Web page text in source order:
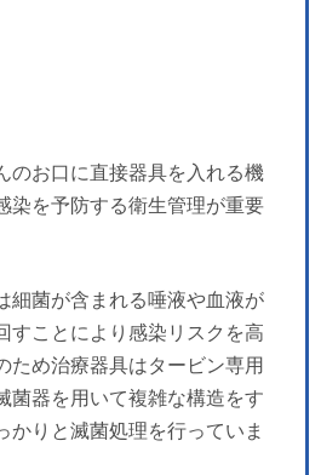
のお口に直接器具を入れる機
染を予防する衛生管理が重要
細菌が含まれる唾液や血液が
すことにより感染リスクを高
ため治療器具はタービン専用
菌器を用いて複雑な構造をす
かりと滅菌処理を行っていま